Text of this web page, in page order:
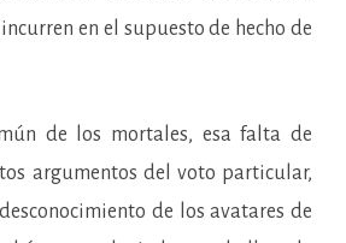
en el supuesto de hecho de
los mortales, esa falta de
argumentos del voto particular,
de los avatares de